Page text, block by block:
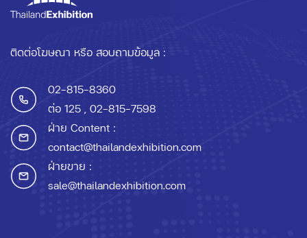
ติดต่อโฆษณา หรือ สอบถามข้อมูล :
02-815-8360
ต่อ 125 , 02-815-7598
ฝ่าย Content :
contact@thailandexhibition.com
ฝ่ายขาย :
sale@thailandexhibition.com